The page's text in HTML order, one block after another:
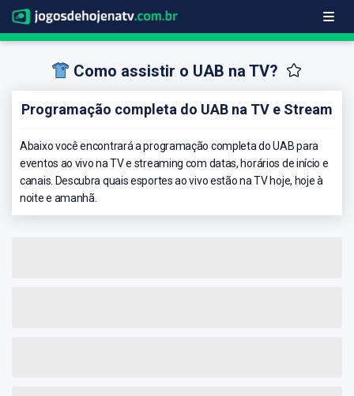
Como assistir o UAB na TV?
Programação completa do UAB na TV e Stream
Abaixo você encontrará a programação completa do UAB para
eventos ao vivo na TV e streaming com datas, horários de início e
canais. Descubra quais esportes ao vivo estão na TV hoje, hoje à
noite e amanhã.